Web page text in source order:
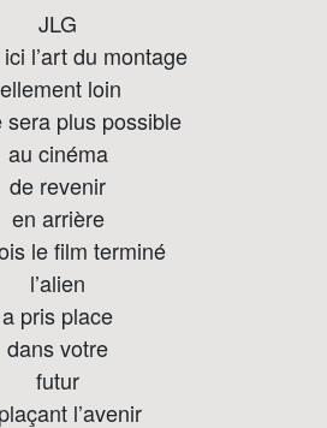
JLG
l’art du montage
loin
sera plus possible
au cinéma
de revenir
en arrière
le film terminé
l’alien
a pris place
dans votre
futur
l’avenir